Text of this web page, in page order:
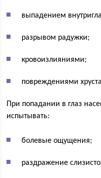
выпадением
разрывом радужки;
кровоизлияниями;
повреждениями
При попадании в глаз
испытывать:
болевые ощущения;
раздражение